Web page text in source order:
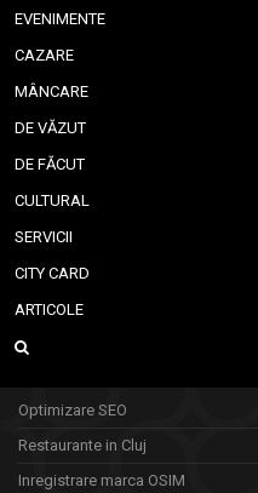
EVENIMENTE
CAZARE
MÂNCARE
DE VĂZUT
DE FĂCUT
CULTURAL
SERVICII
CITY CARD
ARTICOLE
Optimizare SEO
Restaurante in Cluj
Inregistrare marca OSIM